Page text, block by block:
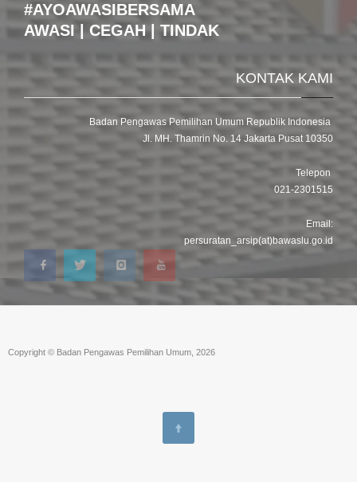
#AYOAWASIBERSAMA
AWASI | CEGAH | TINDAK
KONTAK KAMI
Badan Pengawas Pemilihan Umum Republik Indonesia
Jl. MH. Thamrin No. 14 Jakarta Pusat 10350
Telepon
021-2301515
Email:
persuratan_arsip(at)bawaslu.go.id
Copyright © Badan Pengawas Pemilihan Umum, 2026